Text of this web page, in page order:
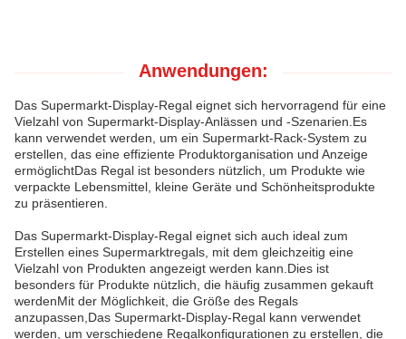
Anwendungen:
Das Supermarkt-Display-Regal eignet sich hervorragend für eine
Vielzahl von Supermarkt-Display-Anlässen und -Szenarien.Es
kann verwendet werden, um ein Supermarkt-Rack-System zu
erstellen, das eine effiziente Produktorganisation und Anzeige
ermöglichtDas Regal ist besonders nützlich, um Produkte wie
verpackte Lebensmittel, kleine Geräte und Schönheitsprodukte
zu präsentieren.
Das Supermarkt-Display-Regal eignet sich auch ideal zum
Erstellen eines Supermarktregals, mit dem gleichzeitig eine
Vielzahl von Produkten angezeigt werden kann.Dies ist
besonders für Produkte nützlich, die häufig zusammen gekauft
werdenMit der Möglichkeit, die Größe des Regals
anzupassen,Das Supermarkt-Display-Regal kann verwendet
werden, um verschiedene Regalkonfigurationen zu erstellen, die